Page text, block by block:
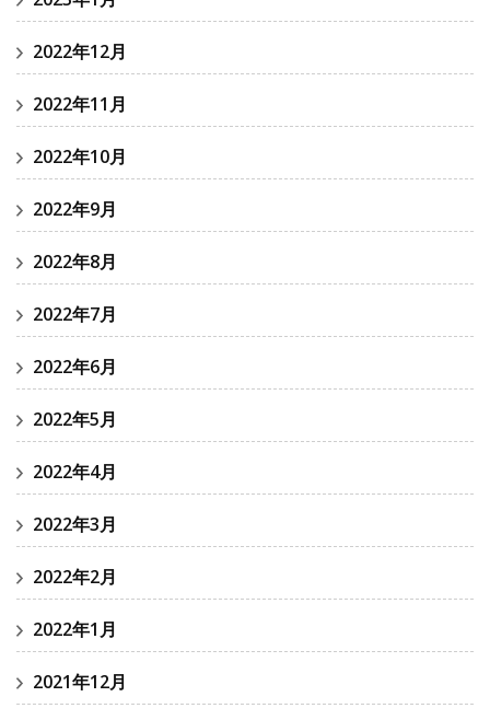
2022年12月
2022年11月
2022年10月
2022年9月
2022年8月
2022年7月
2022年6月
2022年5月
2022年4月
2022年3月
2022年2月
2022年1月
2021年12月